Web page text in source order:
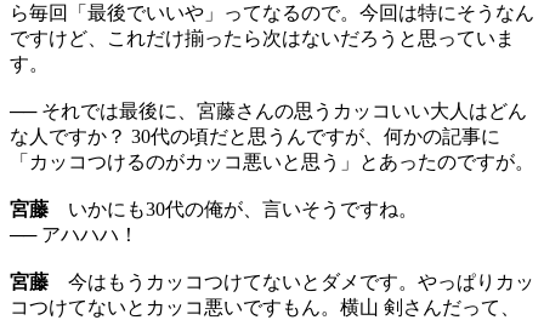
ら毎回「最後でいいや」ってなるので。今回は特にそうなん
ですけど、これだけ揃ったら次はないだろうと思っていま
す。
── それでは最後に、宮藤さんの思うカッコいい大人はどん
な人ですか？ 30代の頃だと思うんですが、何かの記事に
「カッコつけるのがカッコ悪いと思う」とあったのですが。
宮藤 いかにも30代の俺が、言いそうですね。
── アハハハ！
宮藤 今はもうカッコつけてないとダメです。やっぱりカッ
コつけてないとカッコ悪いですもん。横山 剣さんだって、